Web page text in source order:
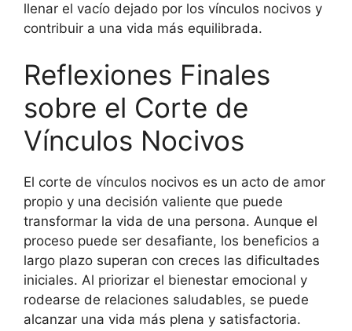
llenar el vacío dejado por los vínculos nocivos y
contribuir a una vida más equilibrada.
Reflexiones Finales
sobre el Corte de
Vínculos Nocivos
El corte de vínculos nocivos es un acto de amor
propio y una decisión valiente que puede
transformar la vida de una persona. Aunque el
proceso puede ser desafiante, los beneficios a
largo plazo superan con creces las dificultades
iniciales. Al priorizar el bienestar emocional y
rodearse de relaciones saludables, se puede
alcanzar una vida más plena y satisfactoria.